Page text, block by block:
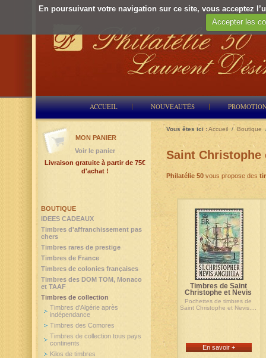
En poursuivant votre navigation sur ce site, vous acceptez
Accepter les
ACCUEIL NOUVEAUTÉS
Vous êtes ici :Accueil / Boutique
Saint Christophe
Philatélie 50 vous propose des
Timbres de Saint
Christophe et Nevis
Pochettes de timbres de
Saint Christophe et Nevis....
En savoir +
BOUTIQUE
IDEES CADEAUX
Timbres d'affranchissement pas
chers
Timbres rares de prestige
Timbres de France
Timbres de colonies françaises
Timbres des DOM TOM, Monaco
et TAAF
Timbres de collection
Timbres d'Algérie après
indépendance
Timbres des Comores
Timbres de collection tous pays
continents
Kilos de timbres
MON PANIER
Voir le panier
Livraison gratuite à partir de 75€
d'achat !